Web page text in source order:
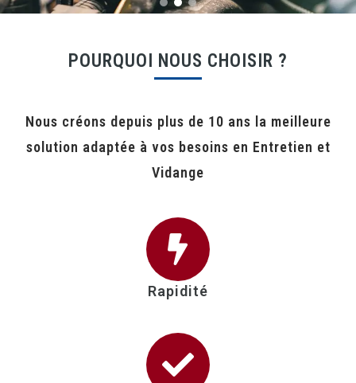
POURQUOI NOUS CHOISIR ?
Nous créons depuis plus de 10 ans la meilleure
solution adaptée à vos besoins en Entretien et
Vidange
Rapidité